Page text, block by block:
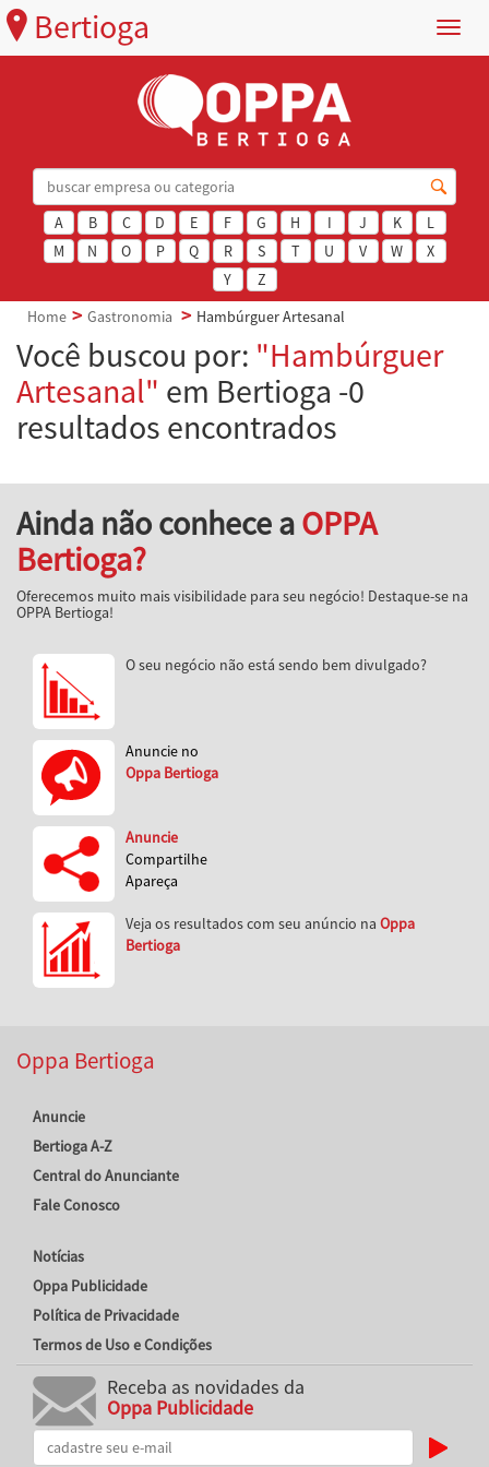
Menu
Bertioga
A B C D E F G H I J K
L
M
N O P Q R S T U V W
X
Y
Z
Home
Gastronomia Hambúrguer Artesanal
Você buscou por: "Hambúrguer
Artesanal" em Bertioga -0
resultados encontrados
Ainda não conhece aOPPA
Bertioga?
Oferecemos muito mais visibilidade para seu negócio! Destaque-se na
OPPA Bertioga!
O seu negócio não está sendo bem divulgado?
Anuncie no
Oppa Bertioga
Anuncie
Compartilhe
Apareça
Veja os resultados com seu anúncio na Oppa
Bertioga
Oppa Bertioga
Anuncie
Bertioga A-Z
Central do Anunciante
Fale Conosco
Notícias
Oppa Publicidade
Política de Privacidade
Termos de Uso e Condições
Receba as novidades da
Oppa Publicidade